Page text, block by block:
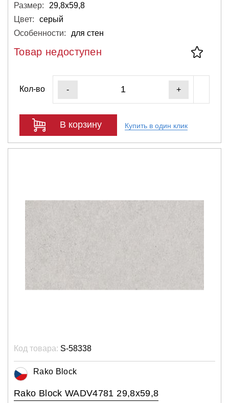
Размер:
29,8х59,8
Цвет:
серый
Особенности:
для стен
Товар недоступен
Кол-во - +
В корзину Купить в один клик
Код товара: S-58338
Rako Block
Rako Block WADV4781 29,8x59,8